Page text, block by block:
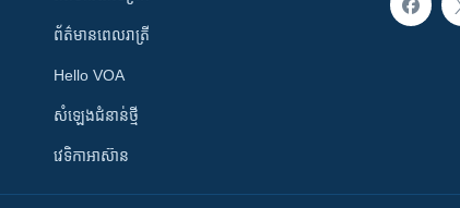
ព័ត៌មាន​​ពេល​រាត្រី
Hello VOA
សំឡេង​ជំនាន់​ថ្មី
វេទិកា​អាស៊ាន